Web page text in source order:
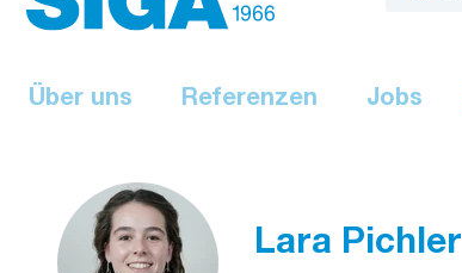
Über uns Referenzen Jobs
Lara Pichler